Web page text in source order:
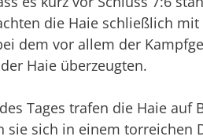
die Haie schließlich
dem vor allem der
Haie überzeugten.
Tages trafen die Haie auf
sie sich in einem torreichen